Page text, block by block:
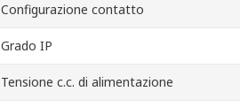
Configurazione contatto
Grado IP
Tensione c.c. di alimentazione